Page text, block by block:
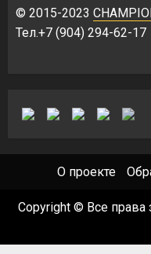
© 2015-2023
Тел.+7 (904) 294-62-17
О проекте
Copyright © Все